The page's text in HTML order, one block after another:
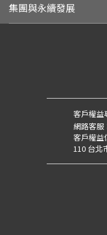
集團與永續發展
客戶權益
網路客服
客戶權益
110 台北